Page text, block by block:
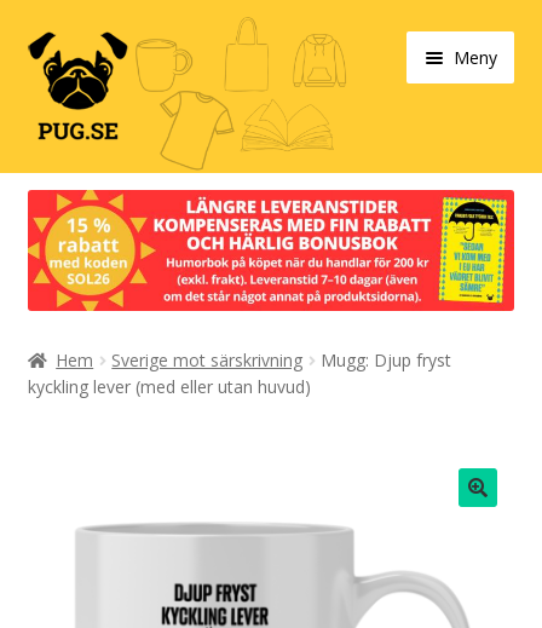
Hoppa
till
navigering
Hoppa
till
innehåll
Meny
Varukorg
Våra produkter
Designa själv!
Böcker
Hem Sverige mot särskrivning
Mugg: Djup fryst
kyckling lever (med eller utan huvud)